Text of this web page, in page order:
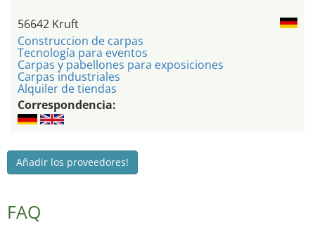
56642 Kruft
Construccion de carpas
Tecnología para eventos
Carpas y pabellones para exposiciones
Carpas industriales
Alquiler de tiendas
Correspondencia:
Añadir los proveedores!
FAQ